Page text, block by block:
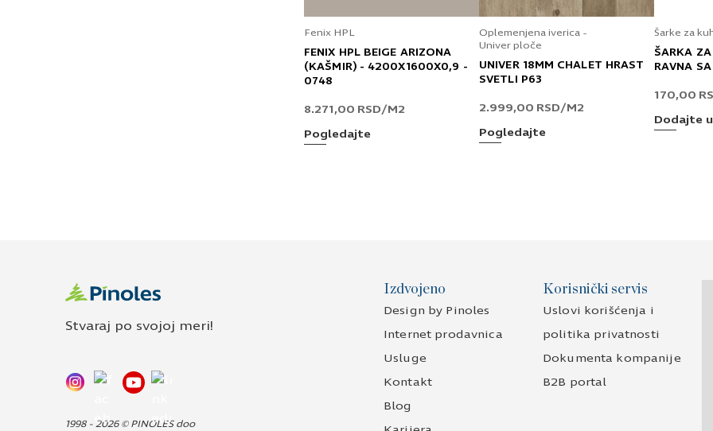
Fenix HPL
FENIX HPL BEIGE ARIZONA
(KAŠMIR) - 4200X1600X0,9 -
0748
8.271,00 RSD/M2
Pogledajte
Oplemenjena iverica -
Univer ploče
UNIVER 18MM CHALET HRAST
SVETLI P63
2.999,00 RSD/M2
Pogledajte
Šarke za
ŠARKA
RAVNA
170,00
Dodajte
Stvaraj po svojoj meri!
1998 - 2026 © PINOLES doo
Izdvojeno
Design by Pinoles
Internet prodavnica
Usluge
Kontakt
Blog
Korisnički servis
Uslovi korišćenja i
politika privatnosti
Dokumenta kompanije
B2B portal